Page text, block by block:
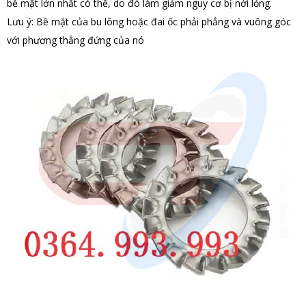
bề mặt lớn nhất có thể, do đó làm giảm nguy cơ bị nới lỏng.
Lưu ý: Bề mặt của bu lông hoặc đai ốc phải phẳng và vuông góc
với phương thẳng đứng của nó